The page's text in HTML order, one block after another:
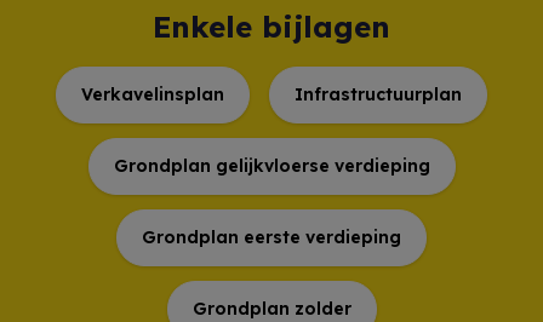
Enkele bijlagen
Verkavelinsplan Infrastructuurplan
Grondplan gelijkvloerse verdieping
Grondplan eerste verdieping
Grondplan zolder